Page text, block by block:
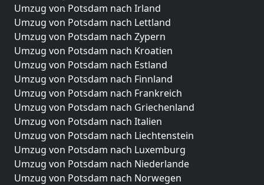
Umzug von Potsdam nach Irland
Umzug von Potsdam nach Lettland
Umzug von Potsdam nach Zypern
Umzug von Potsdam nach Kroatien
Umzug von Potsdam nach Estland
Umzug von Potsdam nach Finnland
Umzug von Potsdam nach Frankreich
Umzug von Potsdam nach Griechenland
Umzug von Potsdam nach Italien
Umzug von Potsdam nach Liechtenstein
Umzug von Potsdam nach Luxemburg
Umzug von Potsdam nach Niederlande
Umzug von Potsdam nach Norwegen